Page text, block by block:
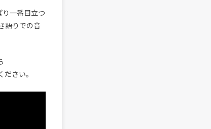
り一番目立つ
語りでの音
さい。